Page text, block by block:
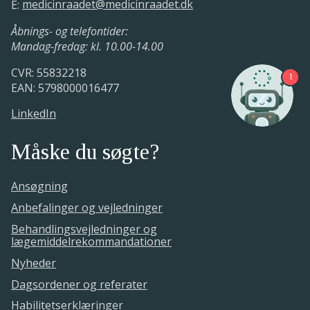
13. marts 2019.
Medicinrådets udkast til vurderingen
af lægemidlets værdi er sendt i høring
hos ansøger
Medicinrådet udarbejder
vurderingsrapporten
Medicinrådet udarbejder protokollen
8. juni - 10. december 2018.
Medicinrådet har modtaget den
foreløbige ansøgning
E: medicinraadet@medicinraadet.dk
Åbnings- og telefontider:
Mandag-fredag: kl. 10.00-14.00
CVR: 55832218
EAN: 5798000016477
LinkedIn
Måske du søgte?
Ansøgning
Anbefalinger og vejledninger
Behandlingsvejledninger og
lægemiddelrekommandationer
Nyheder
Dagsordener og referater
Habilitetserklæringer
1